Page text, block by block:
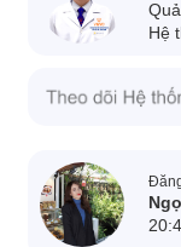
Hệ